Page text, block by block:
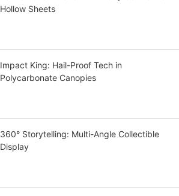
Hollow Sheets
Impact King: Hail-Proof Tech in
Polycarbonate Canopies
360° Storytelling: Multi-Angle Collectible
Display